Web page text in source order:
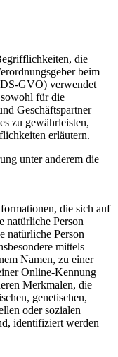
die
beim
GVO) verwendet
für die
Geschäftspartner
zu gewährleisten,
erläutern.
unter anderem die
die sich auf
natürliche Person
natürliche Person
mittels
Namen, zu einer
Online-Kennung
Merkmalen, die
genetischen,
oder sozialen
identifiziert werden